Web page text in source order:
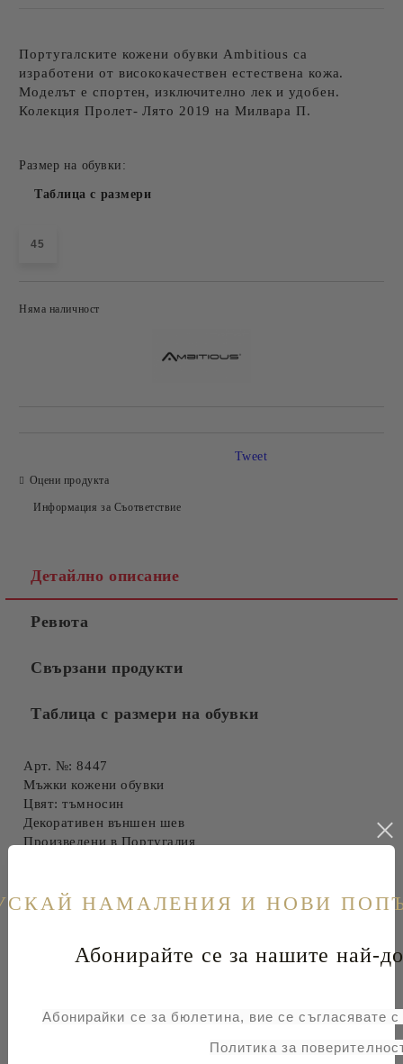
Португалските кожени обувки Ambitious са
изработени от висококачествен естествена кожа.
Моделът е спортен, изключително лек и удобен.
Колекция Пролет- Лято 2019 на Милвара П.
Размер на обувки:
Таблица с размери
45
Няма наличност
Оцени продукта
Информация за Съответствие
Tweet
Детайлно описание
Ревюта
Свързани продукти
Таблица с размери на обувки
Арт. №: 8447
Мъжки кожени обувки
Цвят: тъмносин
Декоративен външен шев
Произведени в Португалия
Лицева част: естествена кожа и текстил
Подметка: гума
Свързани продукти
НАМАЛЕНИЯ И НОВИ
Абонирайте се за нашите най-
Абонирайки се за бюлетина, вие се съгласявате
Политика за